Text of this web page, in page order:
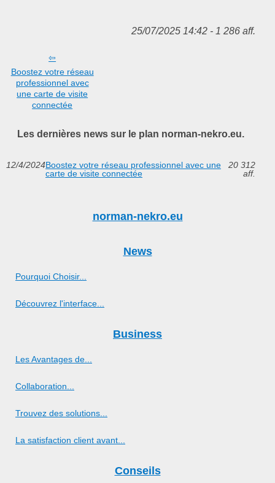
25/07/2025 14:42 - 1 286 aff.
Boostez votre réseau
professionnel avec
une carte de visite
connectée
Les dernières news sur le plan norman-nekro.eu.
12/4/2024Boostez votre réseau professionnel avec une
carte de visite connectée
20 312
aff.
norman-nekro.eu
News
Pourquoi Choisir...
Découvrez l'interface...
Business
Les Avantages de...
Collaboration...
Trouvez des solutions...
La satisfaction client avant...
Conseils